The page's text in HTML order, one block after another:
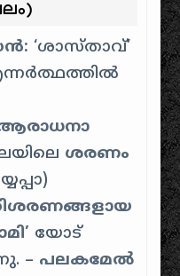
‘ശാസ്താവ്’
ശരണം
യോട്
– പലകമേൽ